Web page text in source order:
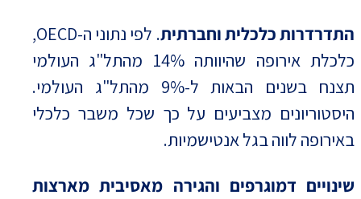
התדרדרות כלכלית וחברתית
. לפי נתוני ה-OECD,
כלכלת אירופה שהיוותה 14% מהתל"ג העולמי
תצנח בשנים הבאות ל-9% מהתל"ג העולמי.
היסטוריונים מצביעים על כך שכל משבר כלכלי
באירופה לווה בגל אנטישמיות.
שינויים דמוגרפים והגירה מאסיבית מארצות